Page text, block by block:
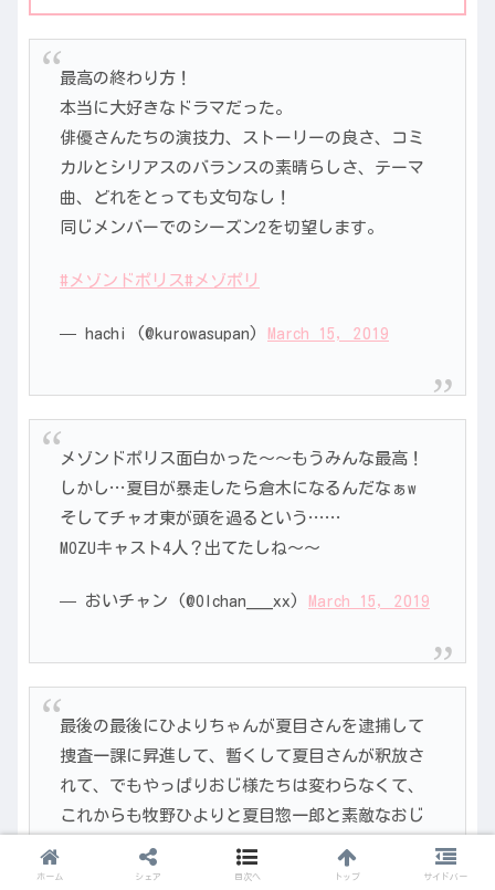
最高の終わり方！
本当に大好きなドラマだった。
俳優さんたちの演技力、ストーリーの良さ、コミ
カルとシリアスのバランスの素晴らしさ、テーマ
曲、どれをとっても文句なし！
同じメンバーでのシーズン2を切望します。
#メゾンドポリス#メゾポリ
— hachi (@kurowasupan) March 15, 2019
メゾンドポリス面白かった〜〜もうみんな最高！
しかし…夏目が暴走したら倉木になるんだなぁw
そしてチャオ東が頭を過るという……
MOZUキャスト4人？出てたしね〜〜
— おいチャン (@OIchan___xx) March 15, 2019
最後の最後にひよりちゃんが夏目さんを逮捕して
捜査一課に昇進して、暫くして夏目さんが釈放さ
れて、でもやっぱりおじ様たちは変わらなくて、
これからも牧野ひよりと夏目惣一郎と素敵なおじ
様たちの共同捜査はつづく！っていうなんともス
ッキリした晴れやかな終わり方最高すぎる
#メゾ
ホーム シェア 目次へ トップ サイドバー